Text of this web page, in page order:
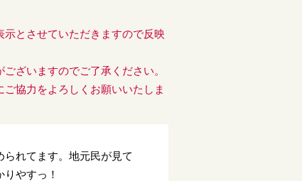
とさせていただきますので反映
ざいますのでご了承ください。
協力をよろしくお願いいたしま
れてます。地元民が見て
やすっ！